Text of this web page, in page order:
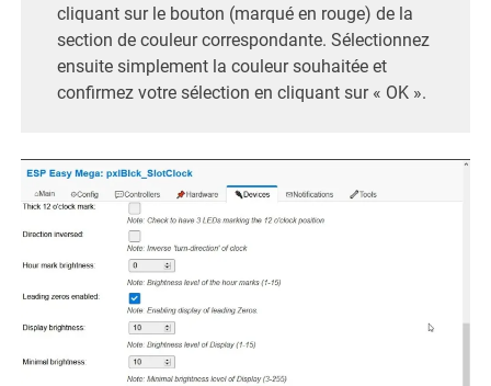
cliquant sur le bouton (marqué en rouge) de la
section de couleur correspondante. Sélectionnez
ensuite simplement la couleur souhaitée et
confirmez votre sélection en cliquant sur « OK ».